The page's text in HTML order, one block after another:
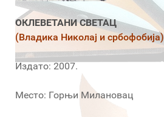
ОКЛЕВЕТАНИ СВЕТАЦ
(Владика Николај и србофобија)
Издато: 2007.
Место: Горњи Милановац